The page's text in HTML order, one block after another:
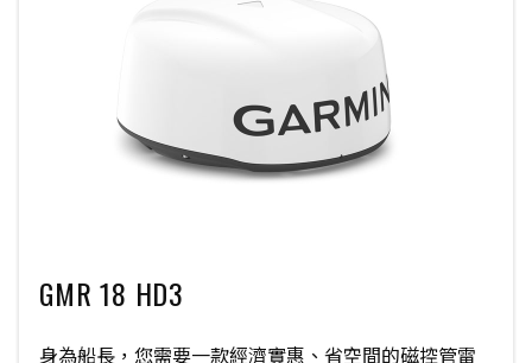
GMR 18 HD3
身為船長，您需要一款經濟實惠、省空間的磁控管雷